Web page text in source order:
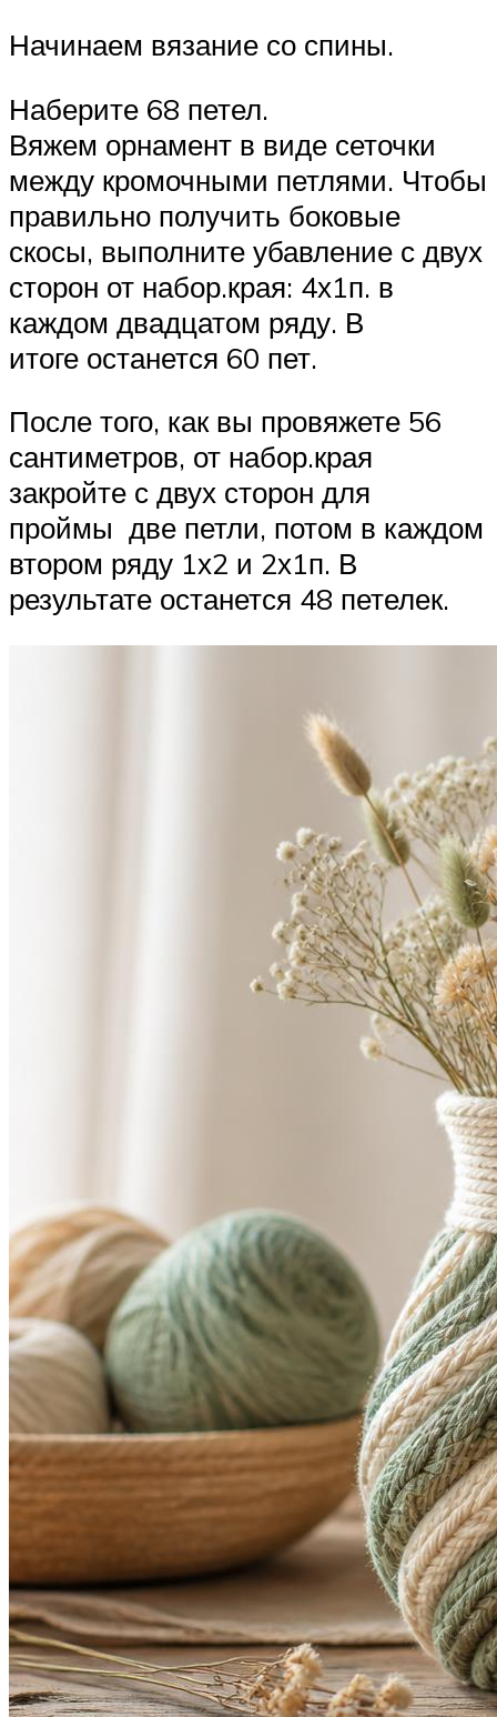
Начинаем вязание со спины.
Наберите 68 петел.
Вяжем орнамент в виде сеточки
между кромочными петлями. Чтобы
правильно получить боковые
скосы, выполните убавление с двух
сторон от набор.края: 4х1п. в
каждом двадцатом ряду. В
итоге останется 60 пет.
После того, как вы провяжете 56
сантиметров, от набор.края
закройте с двух сторон для
проймы две петли, потом в каждом
втором ряду 1х2 и 2х1п. В
результате останется 48 петелек.